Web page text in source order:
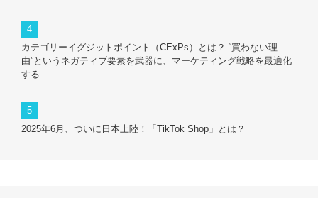
カテゴリーイグジットポイント（CExPs）とは？ “買わない理
由”というネガティブ要素を武器に、マーケティング戦略を最適化
する
2025年6月、ついに日本上陸！「TikTok Shop」とは？